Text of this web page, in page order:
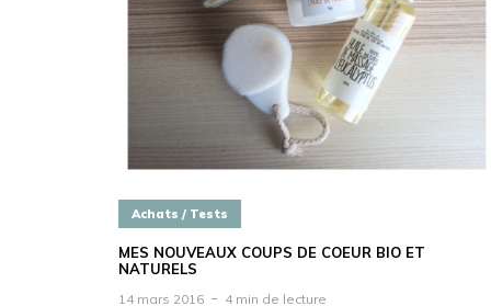
Achats / Tests
MES NOUVEAUX COUPS DE COEUR BIO ET
NATURELS
14 mars 2016 4 min de lecture